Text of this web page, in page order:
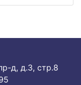
д, д.3, стр.8